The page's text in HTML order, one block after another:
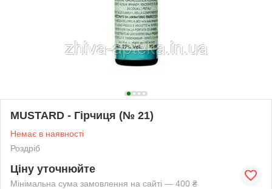
MUSTARD - Гірчиця (№ 21)
Немає в наявності
Роздріб
Ціну уточнюйте
Мінімальна сума замовлення на сайті — 400 ₴